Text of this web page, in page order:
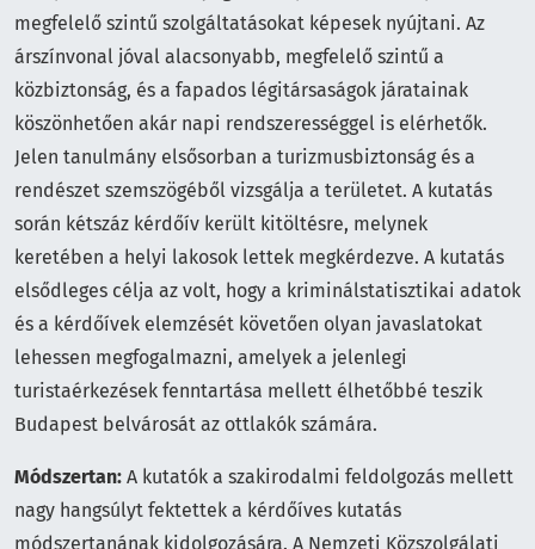
megfelelő szintű szolgáltatásokat képesek nyújtani. Az
árszínvonal jóval alacsonyabb, megfelelő szintű a
közbiztonság, és a fapados légitársaságok járatainak
köszönhetően akár napi rendszerességgel is elérhetők.
Jelen tanulmány elsősorban a turizmusbiztonság és a
rendészet szemszögéből vizsgálja a területet. A kutatás
során kétszáz kérdőív került kitöltésre, melynek
keretében a helyi lakosok lettek megkérdezve. A kutatás
elsődleges célja az volt, hogy a kriminálstatisztikai adatok
és a kérdőívek elemzését követően olyan javaslatokat
lehessen megfogalmazni, amelyek a jelenlegi
turistaérkezések fenntartása mellett élhetőbbé teszik
Budapest belvárosát az ottlakók számára.
Módszertan: A kutatók a szakirodalmi feldolgozás mellett
nagy hangsúlyt fektettek a kérdőíves kutatás
módszertanának kidolgozására. A Nemzeti Közszolgálati